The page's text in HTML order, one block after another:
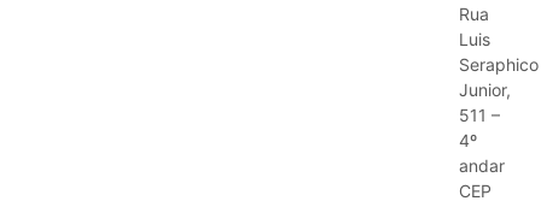
Rua
Luis
Seraphico
Junior,
511 –
4º
andar
CEP